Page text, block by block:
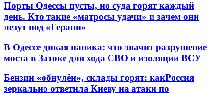
Порты Одессы пусты, но суда горят каждый
день. Кто такие «матросы удачи» и зачем они
лезут под «Герани»
В Одессе дикая паника: что значит разрушение
моста в Затоке для хода СВО и изоляции ВСУ
Бензин «обнулён», склады горят: какРоссия
зеркально ответила Киеву на атаки по